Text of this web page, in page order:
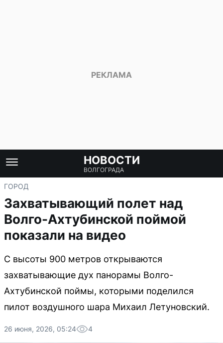
НОВОСТИ
ВОЛГОГРАДА
ГОРОД
Захватывающий полет над
Волго-Ахтубинской поймой
показали на видео
С высоты 900 метров открываются
захватывающие дух панорамы Волго-
Ахтубинской поймы, которыми поделился
пилот воздушного шара Михаил Летуновский.
26 июня, 2026, 05:24 4